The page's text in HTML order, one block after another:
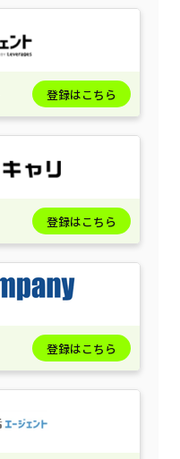
登録はこちら
登録はこちら
登録はこちら